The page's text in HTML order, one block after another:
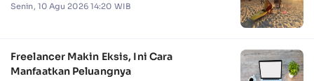
Senin, 10 Agu 2026 14:20 WIB
Freelancer Makin Eksis, Ini Cara
Manfaatkan Peluangnya